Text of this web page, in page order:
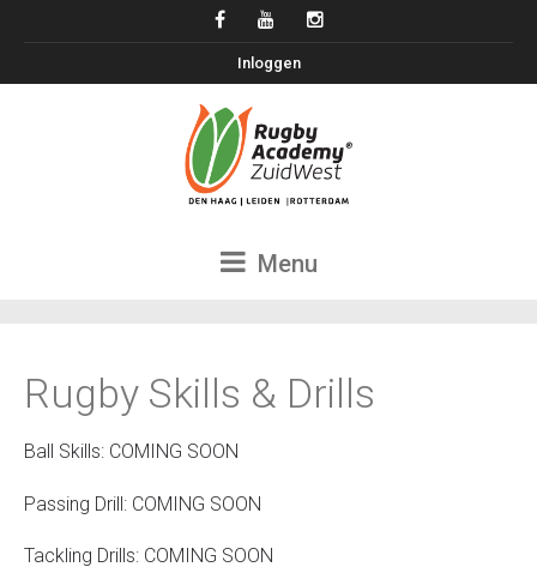
Inloggen
Menu
Rugby Skills & Drills
Ball Skills: COMING SOON
Passing Drill: COMING SOON
Tackling Drills: COMING SOON